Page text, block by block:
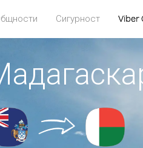
Сигурност Viber